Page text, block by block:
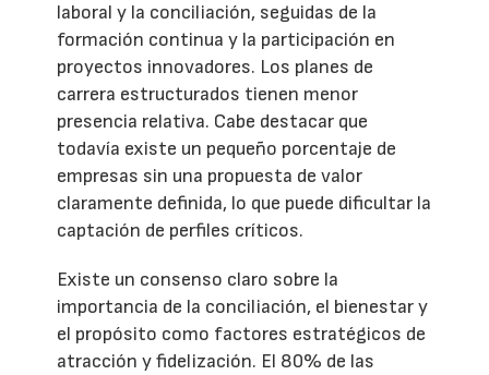
laboral y la conciliación, seguidas de la
formación continua y la participación en
proyectos innovadores. Los planes de
carrera estructurados tienen menor
presencia relativa. Cabe destacar que
todavía existe un pequeño porcentaje de
empresas sin una propuesta de valor
claramente definida, lo que puede dificultar la
captación de perfiles críticos.
Existe un consenso claro sobre la
importancia de la conciliación, el bienestar y
el propósito como factores estratégicos de
atracción y fidelización. El 80% de las